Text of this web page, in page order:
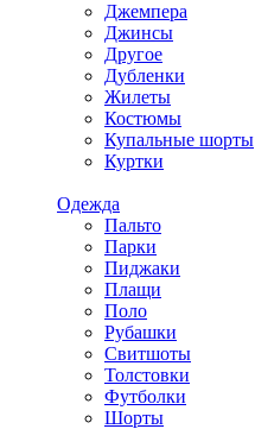
Джемпера
Джинсы
Другое
Дубленки
Жилеты
Костюмы
Купальные шорты
Куртки
Одежда
Пальто
Парки
Пиджаки
Плащи
Поло
Рубашки
Свитшоты
Толстовки
Футболки
Шорты